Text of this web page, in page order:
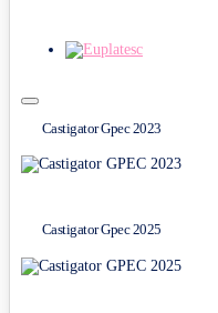
Castigator Gpec 2023
Castigator Gpec 2025